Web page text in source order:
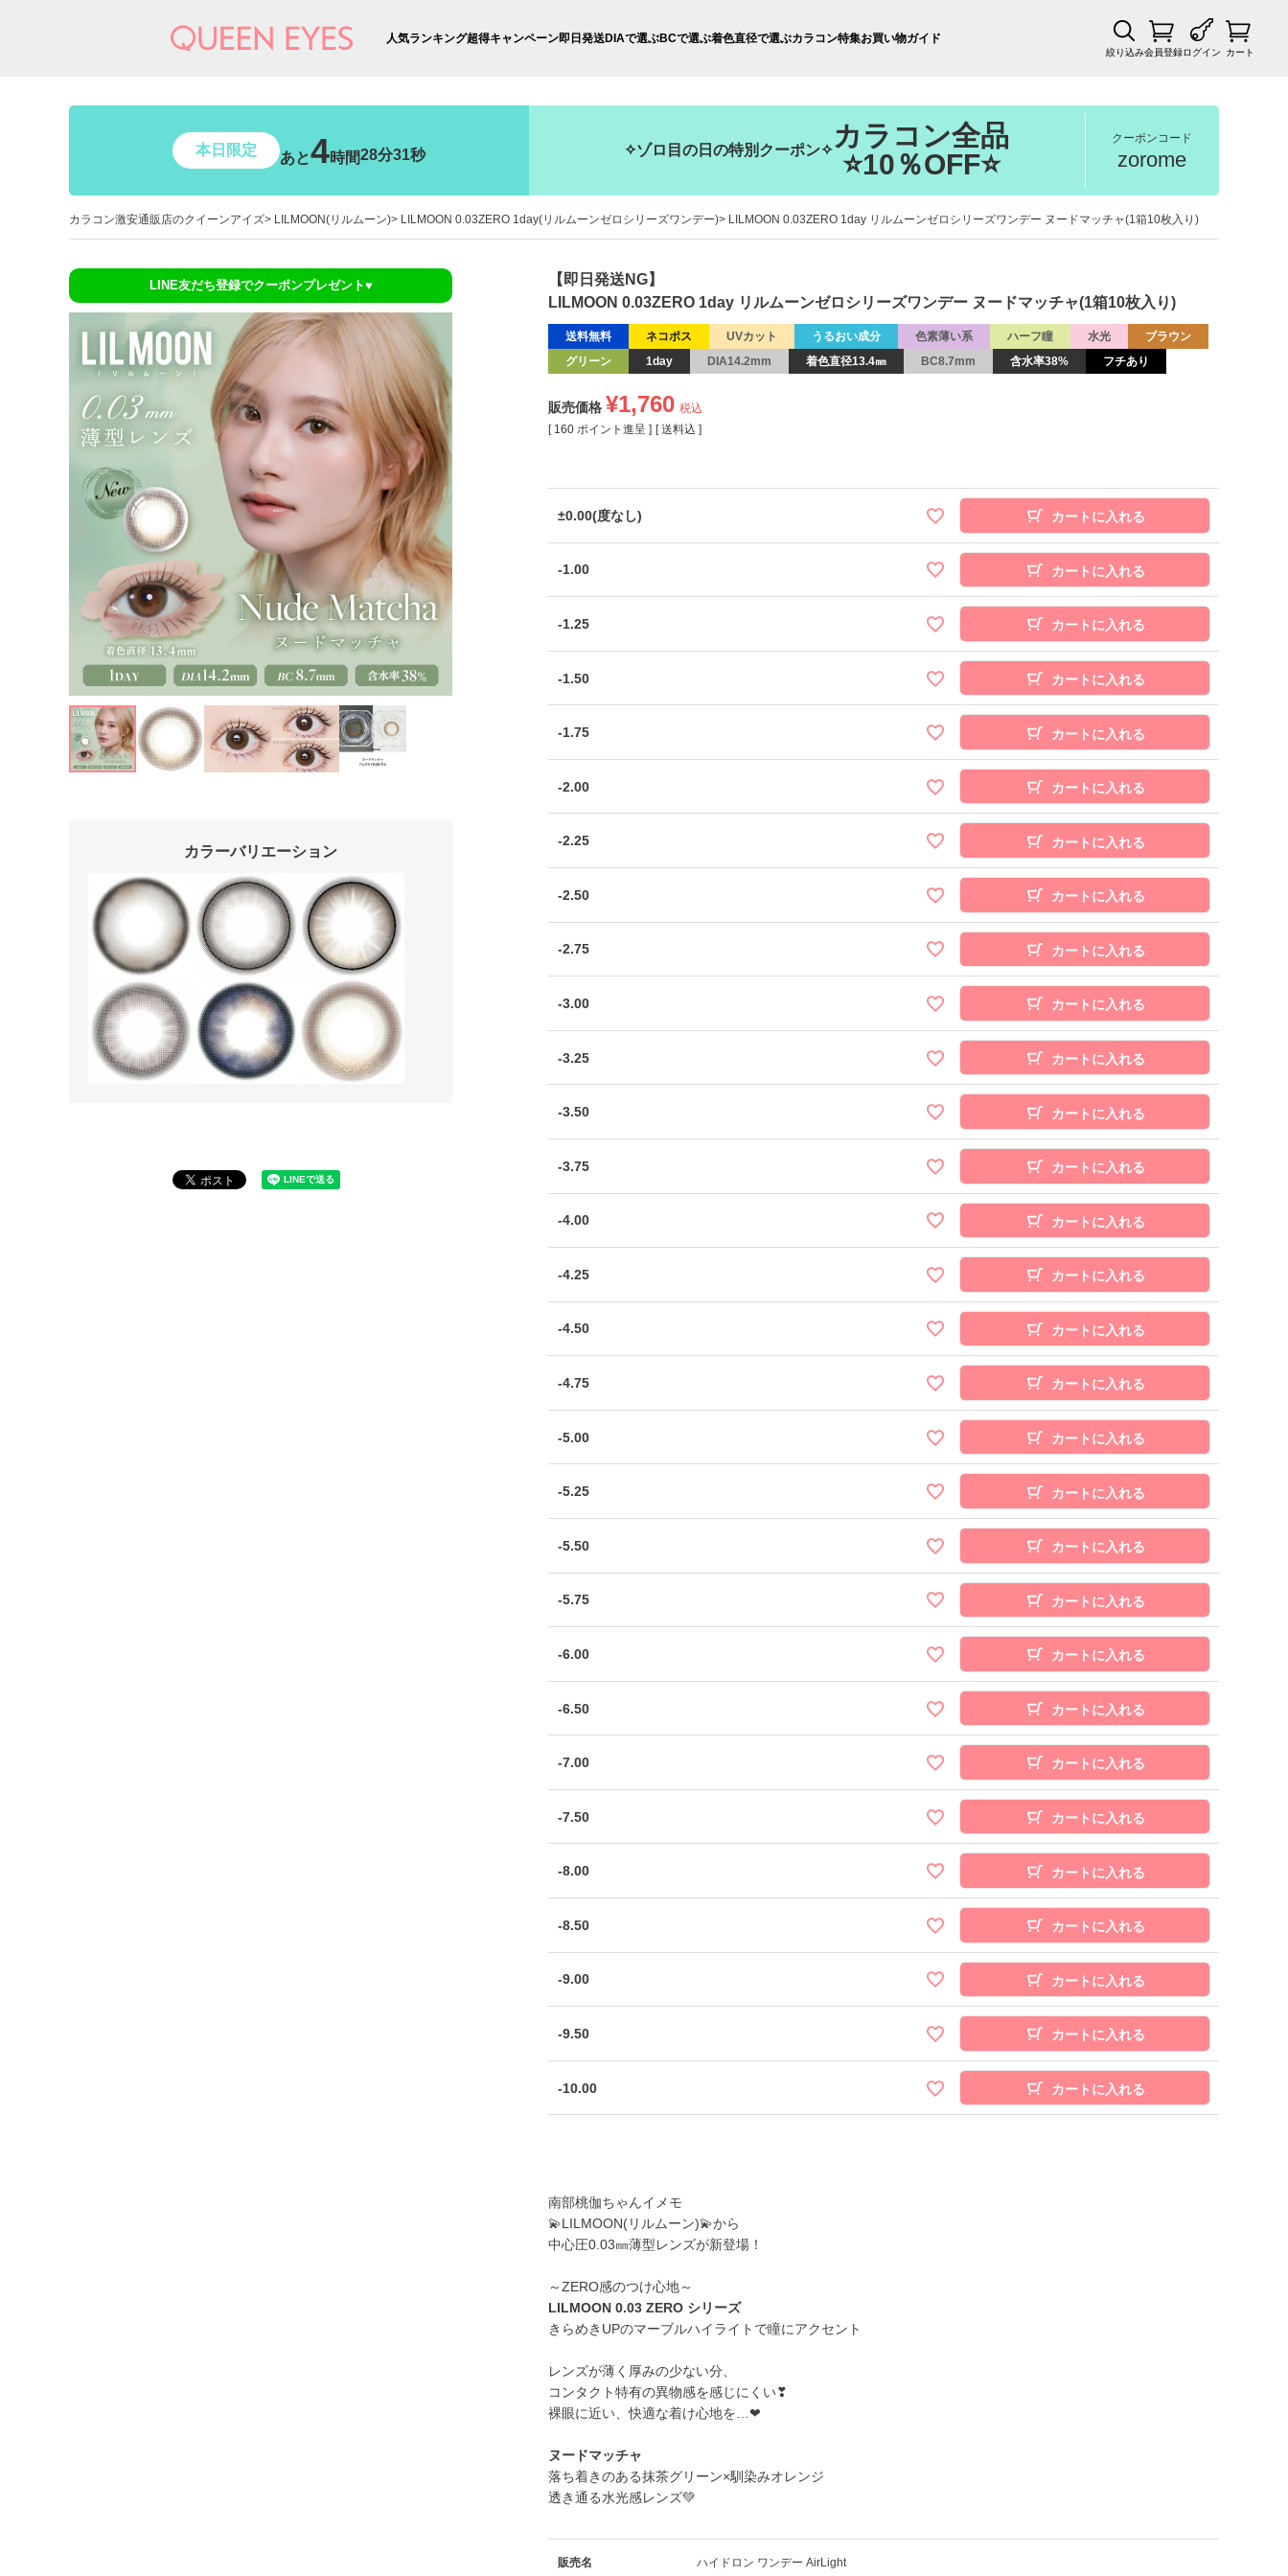
人気ランキング超得キャンペーン即日発送DIAで選ぶBCで選ぶ着色直径で選ぶカラコン特集お買い物ガイド
絞り込み会員登録ログイン カート
本日限定 あと4時間28分30秒 ✧ゾロ目の日の特別クーポン✧ カラコン全品
⭐10％OFF⭐
クーポンコード
zorome
カラコン激安通販店のクイーンアイズ LILMOON(リルムーン) LILMOON 0.03ZERO 1day(リルムーンゼロシリーズワンデー) LILMOON 0.03ZERO 1day リルムーンゼロシリーズワンデー ヌードマッチャ(1箱10枚入り)
LINE友だち登録でクーポンプレゼント♥
カラーバリエーション
【即日発送NG】
LILMOON 0.03ZERO 1day リルムーンゼロシリーズワンデー ヌードマッチャ(1箱10枚入り)
送料無料 ネコポス UVカット うるおい成分 色素薄い系 ハーフ瞳 水光
ブラウン
グリーン
1day DIA14.2mm 着色直径13.4㎜ BC8.7mm 含水率38% フチあり
販売価格 ¥1,760 税込
[ 160 ポイント進呈 ] 送料込
±0.00(度なし) カートに入れる
-1.00 カートに入れる
-1.25 カートに入れる
-1.50 カートに入れる
-1.75 カートに入れる
-2.00 カートに入れる
-2.25 カートに入れる
-2.50 カートに入れる
-2.75 カートに入れる
-3.00 カートに入れる
-3.25 カートに入れる
-3.50 カートに入れる
-3.75 カートに入れる
-4.00 カートに入れる
-4.25 カートに入れる
-4.50 カートに入れる
-4.75 カートに入れる
-5.00 カートに入れる
-5.25 カートに入れる
-5.50 カートに入れる
-5.75 カートに入れる
-6.00 カートに入れる
-6.50 カートに入れる
-7.00 カートに入れる
-7.50 カートに入れる
-8.00 カートに入れる
-8.50 カートに入れる
-9.00 カートに入れる
-9.50 カートに入れる
-10.00 カートに入れる
南部桃伽ちゃんイメモ
💫LILMOON(リルムーン)💫から
中心圧0.03㎜薄型レンズが新登場！
～ZERO感のつけ心地～
LILMOON 0.03 ZERO シリーズ
きらめきUPのマーブルハイライトで瞳にアクセント
レンズが薄く厚みの少ない分、
コンタクト特有の異物感を感じにくい❣︎
裸眼に近い、快適な着け心地を…❤
ヌードマッチャ
落ち着きのある抹茶グリーン×馴染みオレンジ
透き通る水光感レンズ💚
販売名 ハイドロン ワンデー AirLight